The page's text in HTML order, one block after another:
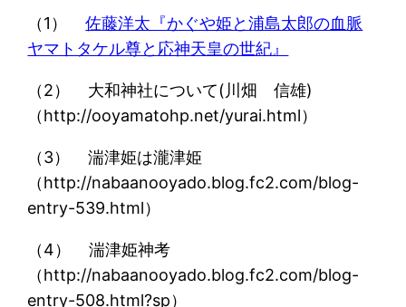
（1）佐藤洋太『かぐや姫と浦島太郎の血脈
ヤマトタケル尊と応神天皇の世紀』
（2） 大和神社について(川畑 信雄)
（http://ooyamatohp.net/yurai.html）
（3） 湍津姫は瀧津姫
（http://nabaanooyado.blog.fc2.com/blog-
entry-539.html）
（4） 湍津姫神考
（http://nabaanooyado.blog.fc2.com/blog-
entry-508.html?sp）